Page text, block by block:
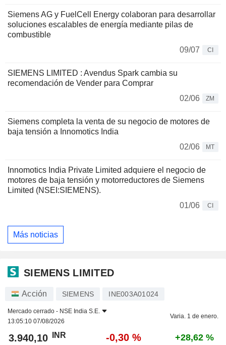
Siemens AG y FuelCell Energy colaboran para desarrollar
soluciones escalables de energía mediante pilas de
combustible
09/07
CI
SIEMENS LIMITED : Avendus Spark cambia su
recomendación de Vender para Comprar
02/06
ZM
Siemens completa la venta de su negocio de motores de
baja tensión a Innomotics India
02/06
MT
Innomotics India Private Limited adquiere el negocio de
motores de baja tensión y motorreductores de Siemens
Limited (NSEI:SIEMENS).
01/06
CI
Más noticias
SIEMENS LIMITED
Acción SIEMENS INE003A01024
Mercado cerrado - NSE India S.E.
13:05:10 07/08/2026
Varia. 1 de enero.
3.940,10 INR -0,30 % +28,62 %